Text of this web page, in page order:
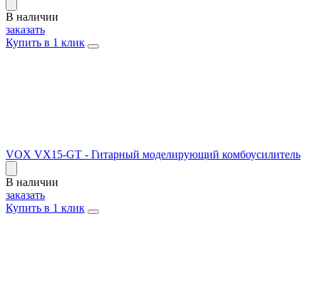
В наличии
заказать
Купить в 1 клик
VOX VX15-GT - Гитарный моделирующий комбоусилитель
В наличии
заказать
Купить в 1 клик